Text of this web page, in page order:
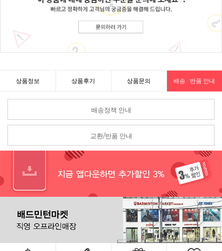
상품정보 상품후기 상품문의 배송 · 반품 안내
배송정책 안내
교환/반품 안내